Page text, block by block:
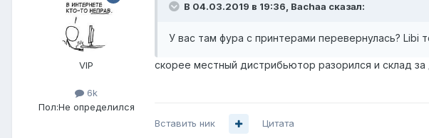
VIP
6k
Пол:Не определился
В 04.03.2019 в 19:36, Bachaa сказал:
У вас там фура с принтерами перевернулась? Libi
скорее местный дистрибьютор разорился и склад
Вставить ник Цитата